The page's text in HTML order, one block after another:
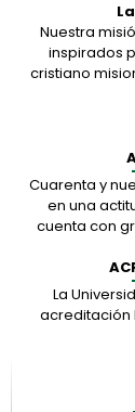
Nuestra
inspirados
cristiano
Cuarenta y
en una
cuenta con
La
acreditación